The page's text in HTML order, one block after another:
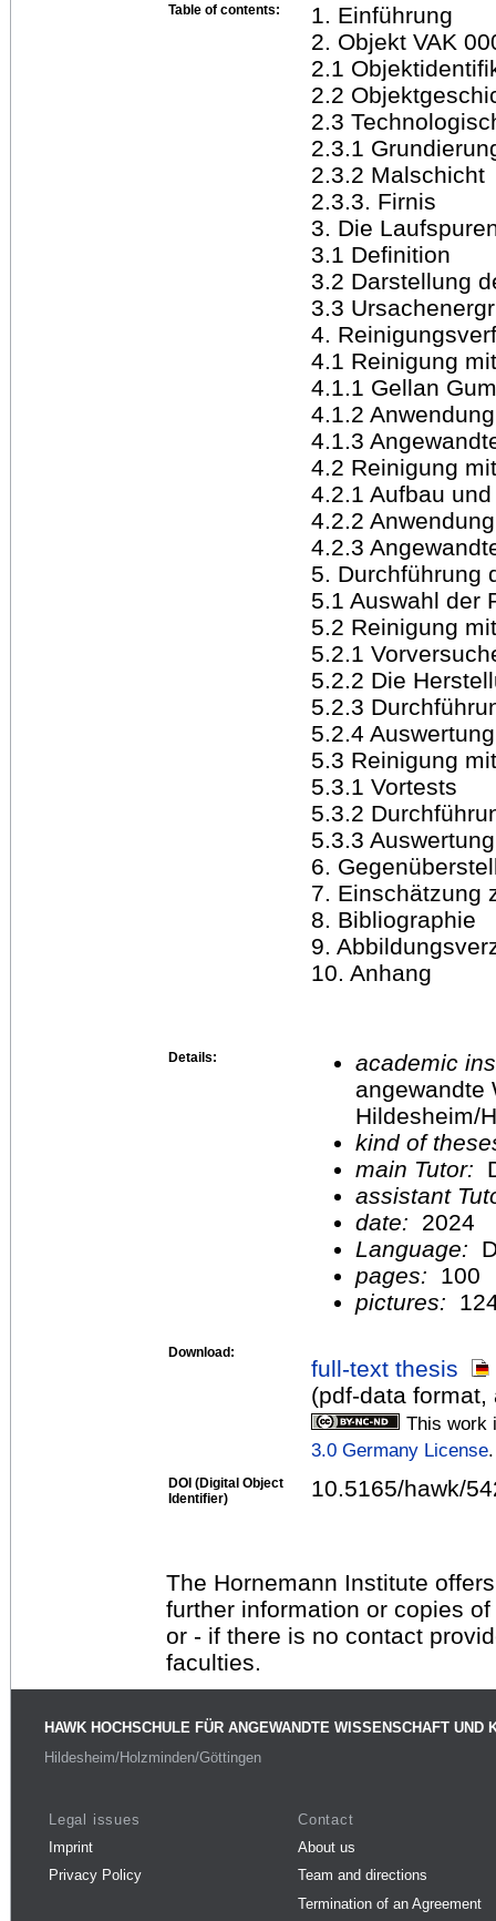
Table of contents:
1. Einführung
2. Objekt VAK
2.1
2.2
2.3
2.3.1
2.3.2 Malschicht
2.3.3. Firnis
3. Die
3.1 Definition
3.2 Darstellung
3.3
4.
4.1 Reinigung
4.1.1 Gellan Gum
4.1.2
4.1.3
4.2 Reinigung
4.2.1 Aufbau
4.2.2
4.2.3
5. Durchführung
5.1 Auswahl der
5.2 Reinigung
5.2.1
5.2.2 Die
5.2.3
5.2.4
5.3 Reinigung
5.3.1 Vortests
5.3.2
5.3.3
6.
7. Einschätzung
8. Bibliographie
9.
10. Anhang
Details:
academic
angewandte
Hildesheim/
kind of
main Tutor:
assistant
date:
2024
Language:
pages:
100
pictures:
Download:
full-text thesis
(pdf-data
This work
3.0 Germany License.
DOI (Digital Object
Identifier)
10.5165/hawk/
The Hornemann Institute
further information or copies
or - if there is no contact
faculties.
HAWK HOCHSCHULE FÜR ANGEWANDTE WISSENSCHAFT UND
Hildesheim/Holzminden/Göttingen
Legal issues
Imprint
Privacy Policy
Contact
About us
Team and directions
Termination of an Agreement